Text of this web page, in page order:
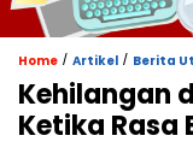
Home / Artikel / Berita
Kehilangan
Ketika Rasa